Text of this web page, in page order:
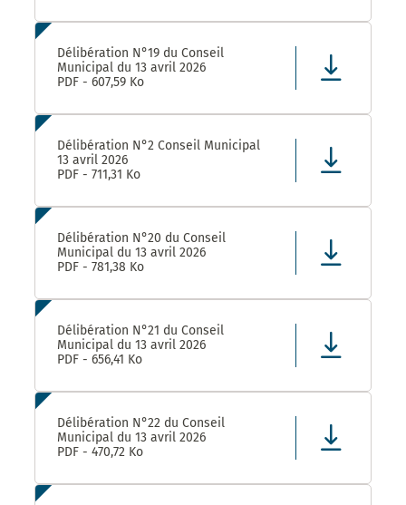
Délibération N°19 du Conseil
Municipal du 13 avril 2026
PDF - 607,59 Ko
Délibération N°2 Conseil Municipal
13 avril 2026
PDF - 711,31 Ko
Délibération N°20 du Conseil
Municipal du 13 avril 2026
PDF - 781,38 Ko
Délibération N°21 du Conseil
Municipal du 13 avril 2026
PDF - 656,41 Ko
Délibération N°22 du Conseil
Municipal du 13 avril 2026
PDF - 470,72 Ko